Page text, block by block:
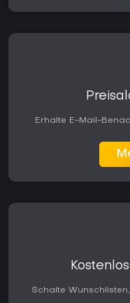
Erhalte E-Mail-
Schalte